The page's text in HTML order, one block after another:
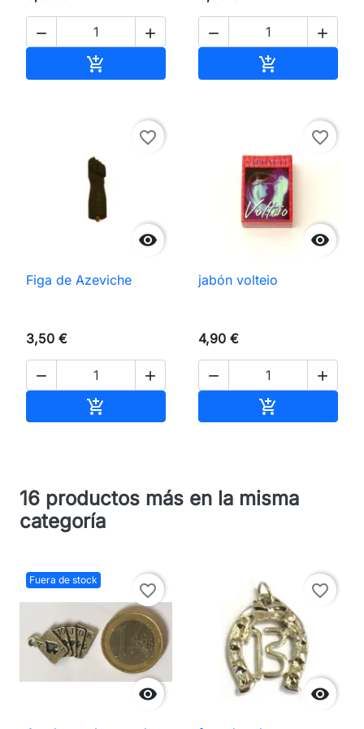
 

 


favorite_border
Figa de Azeviche
3,50 €
 


favorite_border
jabón volteio
4,90 €
 

16 productos más en la misma
categoría
Fuera de stock

favorite_border

favorite_border